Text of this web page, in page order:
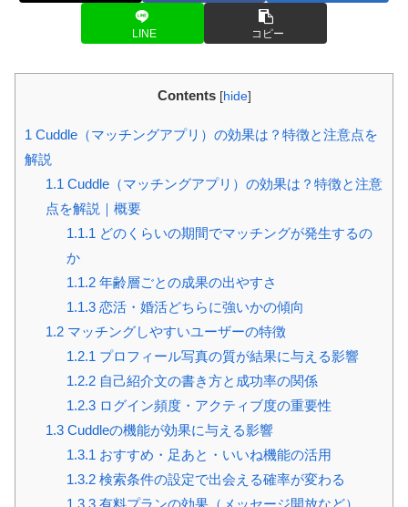
LINE コピー
Contents [hide]
1 Cuddle（マッチングアプリ）の効果は？特徴と注意点を
解説
1.1 Cuddle（マッチングアプリ）の効果は？特徴と注意
点を解説｜概要
1.1.1 どのくらいの期間でマッチングが発生するの
か
1.1.2年齢層ごとの成果の出やすさ
1.1.3恋活・婚活どちらに強いかの傾向
1.2マッチングしやすいユーザーの特徴
1.2.1 プロフィール写真の質が結果に与える影響
1.2.2自己紹介文の書き方と成功率の関係
1.2.3ログイン頻度・アクティブ度の重要性
1.3Cuddleの機能が効果に与える影響
1.3.1 おすすめ・足あと・いいね機能の活用
1.3.2検索条件の設定で出会える確率が変わる
1.3.3有料プランの効果（メッセージ開放など）